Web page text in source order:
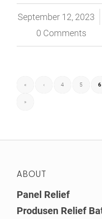
September 12, 2023
/
0 Comments
« ‹ 4 5 6
»
ABOUT
Panel Relief
Produsen Relief